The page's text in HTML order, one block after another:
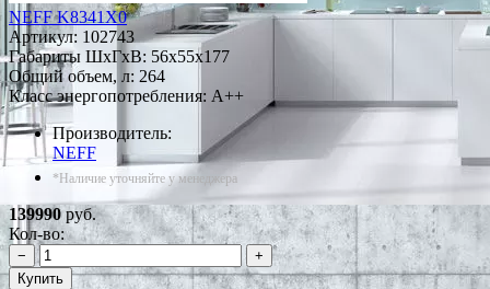
NEFF K8341X0
Артикул: 102743
Габариты ШxГxВ: 56x55x177
Общий объем, л: 264
Класс энергопотребления: A++
Производитель:
NEFF
*Наличие уточняйте у менеджера
139990руб.
Кол-во:
−
+
Купить